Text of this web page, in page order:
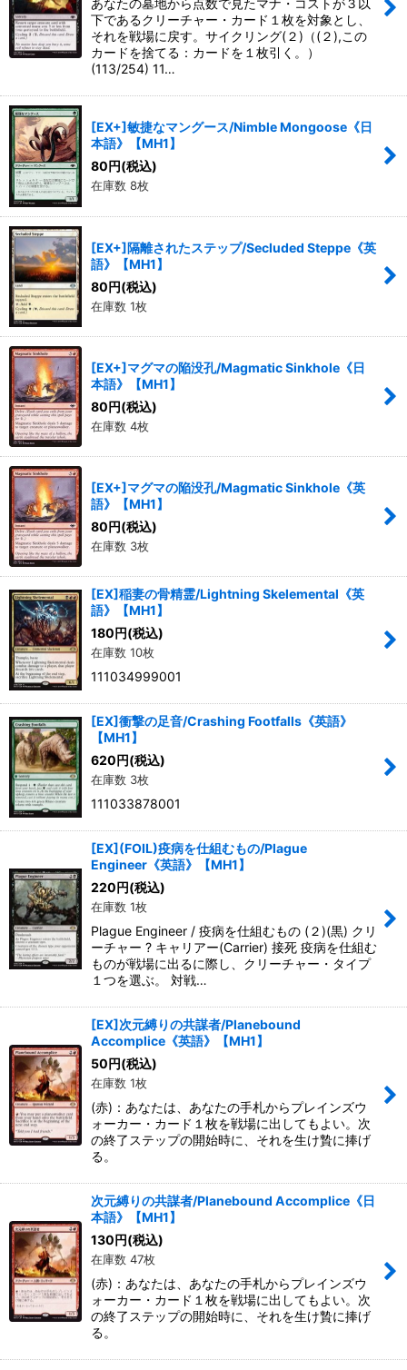
あなたの墓地から点数で見たマナ・コストが３以
下であるクリーチャー・カード１枚を対象とし、
それを戦場に戻す。サイクリング(２)（(２),この
カードを捨てる：カードを１枚引く。）
(113/254) 11…
[EX+]敏捷なマングース/Nimble Mongoose《日
本語》【MH1】
80円(税込)
在庫数 8枚
[EX+]隔離されたステップ/Secluded Steppe《英
語》【MH1】
80円(税込)
在庫数 1枚
[EX+]マグマの陥没孔/Magmatic Sinkhole《日
本語》【MH1】
80円(税込)
在庫数 4枚
[EX+]マグマの陥没孔/Magmatic Sinkhole《英
語》【MH1】
80円(税込)
在庫数 3枚
[EX]稲妻の骨精霊/Lightning Skelemental《英
語》【MH1】
180円(税込)
在庫数 10枚
111034999001
[EX]衝撃の足音/Crashing Footfalls《英語》
【MH1】
620円(税込)
在庫数 3枚
111033878001
[EX](FOIL)疫病を仕組むもの/Plague
Engineer《英語》【MH1】
220円(税込)
在庫数 1枚
Plague Engineer / 疫病を仕組むもの (２)(黒) クリ
ーチャー ? キャリアー(Carrier) 接死 疫病を仕組む
ものが戦場に出るに際し、クリーチャー・タイプ
１つを選ぶ。 対戦…
[EX]次元縛りの共謀者/Planebound
Accomplice《英語》【MH1】
50円(税込)
在庫数 1枚
(赤)：あなたは、あなたの手札からプレインズウ
ォーカー・カード１枚を戦場に出してもよい。次
の終了ステップの開始時に、それを生け贄に捧げ
る。
次元縛りの共謀者/Planebound Accomplice《日
本語》【MH1】
130円(税込)
在庫数 47枚
(赤)：あなたは、あなたの手札からプレインズウ
ォーカー・カード１枚を戦場に出してもよい。次
の終了ステップの開始時に、それを生け贄に捧げ
る。